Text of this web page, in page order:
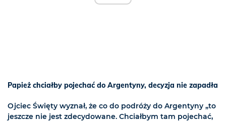
Papież chciałby pojechać do Argentyny, decyzja nie zapadła
Ojciec Święty wyznał, że co do podróży do Argentyny „to
jeszcze nie jest zdecydowane. Chciałbym tam pojechać,